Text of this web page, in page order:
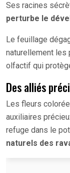
Ses racines
perturbe le
Le feuillage
naturellement les
olfactif qui
Des alliés
Les fleurs
auxiliaires
refuge dans le
naturels des